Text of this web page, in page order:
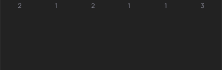
2 1 2 1 1 3